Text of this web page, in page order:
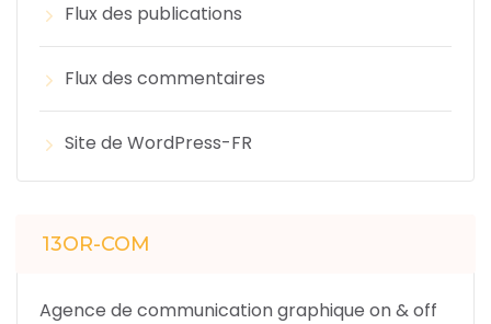
Flux des publications
Flux des commentaires
Site de WordPress-FR
13OR-COM
Agence de communication graphique on & off